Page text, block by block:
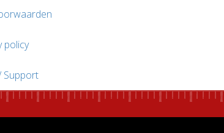
policy
Support